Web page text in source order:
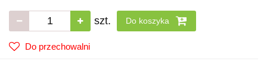
szt. Do koszyka
Do przechowalni